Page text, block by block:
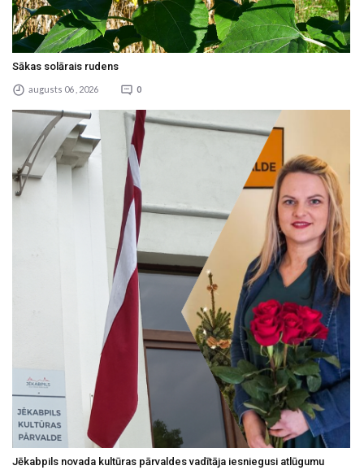
Sākas solārais rudens
augusts 06 , 2026 0
Jēkabpils novada kultūras pārvaldes vadītāja iesniegusi atlūgumu